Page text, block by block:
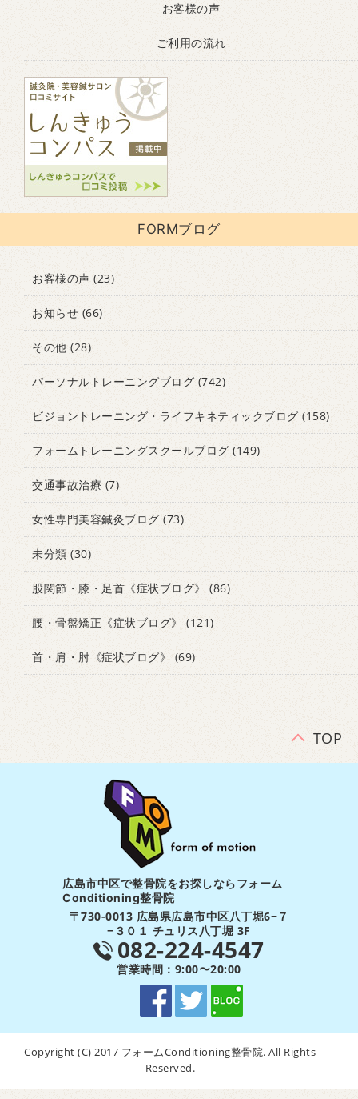
お客様の声
ご利用の流れ
FORMブログ
お客様の声 (23)
お知らせ (66)
その他 (28)
パーソナルトレーニングブログ (742)
ビジョントレーニング・ライフキネティックブログ (158)
フォームトレーニングスクールブログ (149)
交通事故治療 (7)
女性専門美容鍼灸ブログ (73)
未分類 (30)
股関節・膝・足首《症状ブログ》 (86)
腰・骨盤矯正《症状ブログ》 (121)
首・肩・肘《症状ブログ》 (69)
TOP
広島市中区で整骨院をお探しならフォーム
Conditioning整骨院
〒730-0013 広島県広島市中区八丁堀6−７
−３０１ チュリス八丁堀 3F
082-224-4547
営業時間：9:00〜20:00
Copyright (C) 2017 フォームConditioning整骨院. All Rights
Reserved.